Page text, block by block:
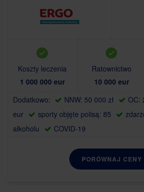
Koszty leczenia
1 000 000 eur
Ratownictwo
10 000 eur
Dodatkowo:
NNW: 50 000 zł
OC:
eur
sporty objęte polisą: 85
alkoholu
COVID-19
PORÓWNAJ CENY